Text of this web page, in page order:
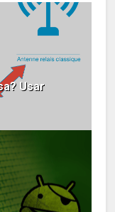
Usar